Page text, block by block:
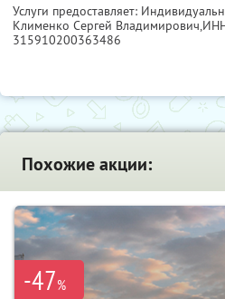
Услуги предоставляет:
Клименко Сергей Владимирович,
315910200363486
Похожие акции:
-47%